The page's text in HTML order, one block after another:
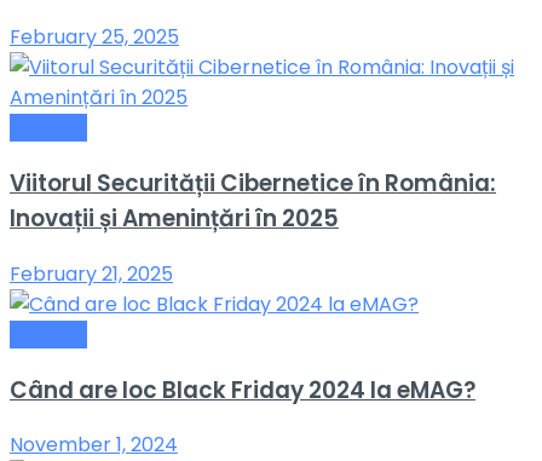
February 25, 2025
Viitorul Securității Cibernetice în România:
Inovații și Amenințări în 2025
February 21, 2025
Când are loc Black Friday 2024 la eMAG?
November 1, 2024